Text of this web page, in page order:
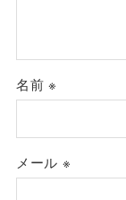
名前※
メール ※